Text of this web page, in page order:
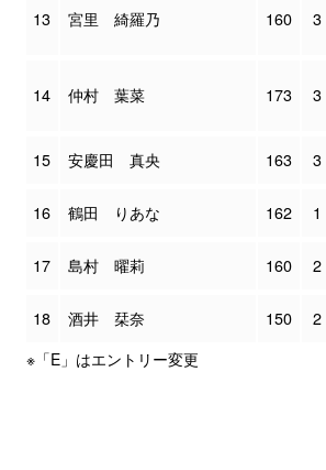
13 宮里 綺羅乃 160 3
14 仲村 葉菜 173 3
15 安慶田 真央 163 3
16 鶴田 りあな 162 1
17 島村 曜莉 160 2
18 酒井 栞奈 150 2
※「E」はエントリー変更